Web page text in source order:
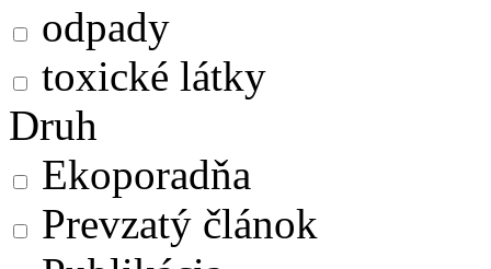
odpady
toxické látky
Druh
Ekoporadňa
Prevzatý článok